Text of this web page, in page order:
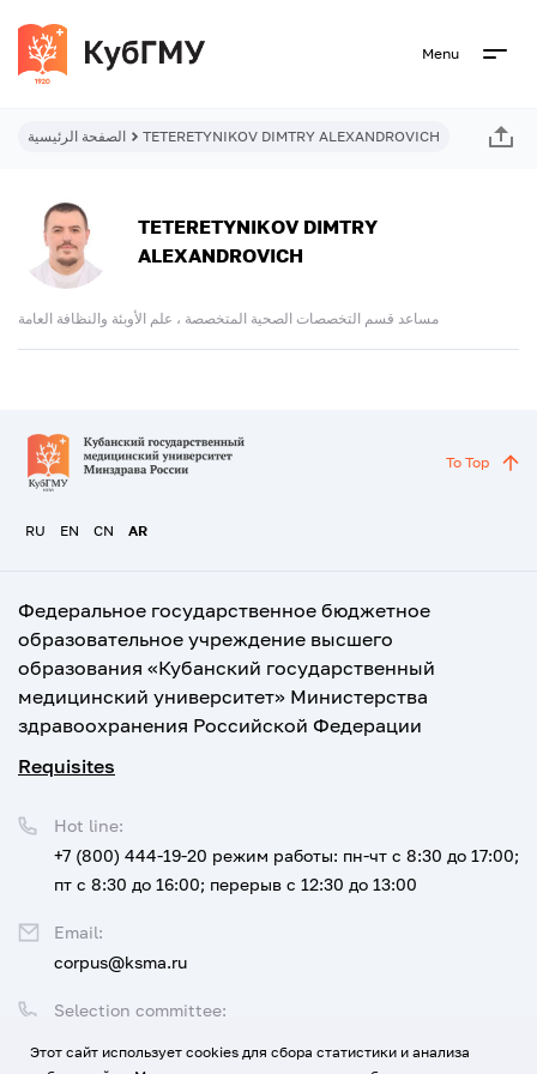
Menu
الصفحة الرئيسية TETERETYNIKOV DIMTRY ALEXANDROVICH
TETERETYNIKOV DIMTRY
ALEXANDROVICH
مساعد قسم التخصصات الصحية المتخصصة ، علم الأوبئة والنظافة العامة
RU EN CN AR
To Top
Федеральное государственное бюджетное
образовательное учреждение высшего
образования «Кубанский государственный
медицинский университет» Министерства
здравоохранения Российской Федерации
Requisites
Selection committee:
Hot line:
+7 (800) 444-19-20 режим работы: пн-чт с 8:30 до 17:00;
пт с 8:30 до 16:00; перерыв с 12:30 до 13:00
Email:
corpus@ksma.ru
Этот сайт использует cookies для сбора статистики и анализа